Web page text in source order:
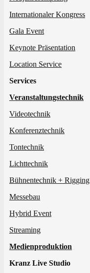
Internationaler Kongress
Gala Event
Keynote Präsentation
Location Service
Services
Veranstaltungstechnik
Videotechnik
Konferenztechnik
Tontechnik
Lichttechnik
Bühnentechnik + Rigging
Messebau
Hybrid Event
Streaming
Medienproduktion
Kranz Live Studio